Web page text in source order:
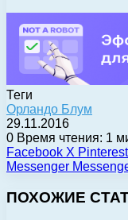
Теги
Орландо Блум
29.11.2016
0 Время чтения: 1
Facebook X Pinterest
Messenger
ПОХОЖИЕ